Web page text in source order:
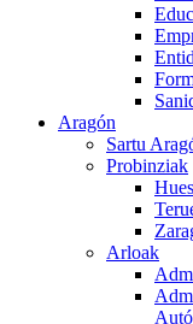
Aragón
Sartu
Probinziak
Arloak